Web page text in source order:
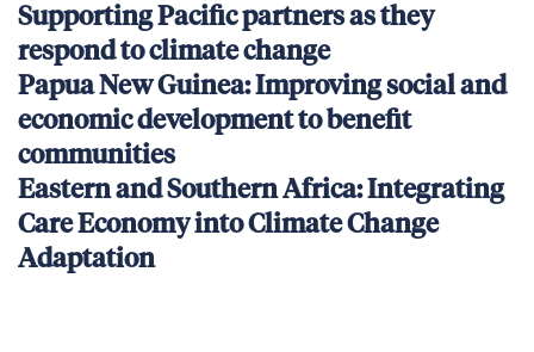
Supporting Pacific partners as they
respond to climate change
Papua New Guinea: Improving social and
economic development to benefit
communities
Eastern and Southern Africa: Integrating
Care Economy into Climate Change
Adaptation